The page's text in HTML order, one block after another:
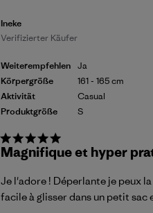
Ineke
Verifizierter Käufer
Weiterempfehlen
Körpergröße
Aktivität
Produktgröße
Ja
161 - 165 cm
Casual
S
Magnifique et hyper
Je l'adore ! Déperlante je peux
facile à glisser dans un petit